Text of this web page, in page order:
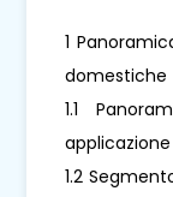
1
domestiche
1.1
1.2